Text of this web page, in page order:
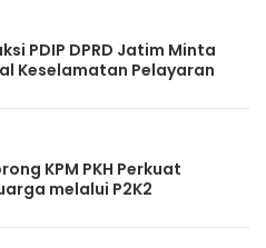
PDIP DPRD Jatim Minta
Keselamatan Pelayaran
KPM PKH Perkuat
melalui P2K2